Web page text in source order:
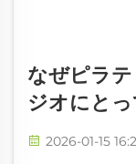
なぜピラ
ジオにと
2026-01-15